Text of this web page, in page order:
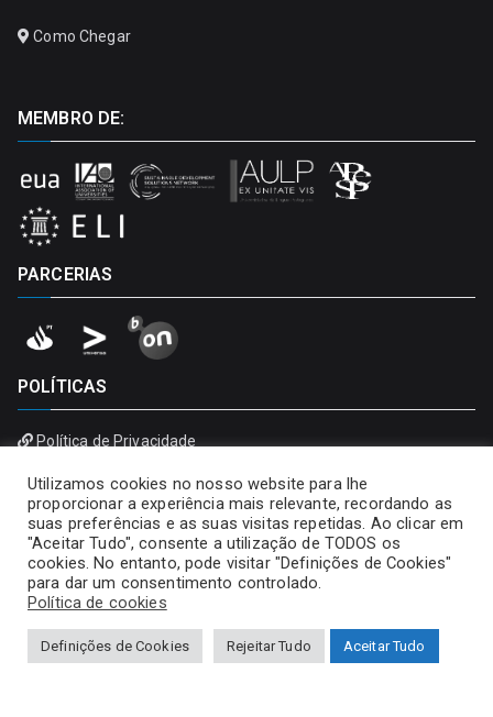
Como Chegar
MEMBRO DE:
PARCERIAS
POLÍTICAS
Política de Privacidade
Utilizamos cookies no nosso website para lhe
proporcionar a experiência mais relevante, recordando as
suas preferências e as suas visitas repetidas. Ao clicar em
"Aceitar Tudo", consente a utilização de TODOS os
cookies. No entanto, pode visitar "Definições de Cookies"
para dar um consentimento controlado.
Política de cookies
Definições de Cookies Rejeitar Tudo Aceitar Tudo